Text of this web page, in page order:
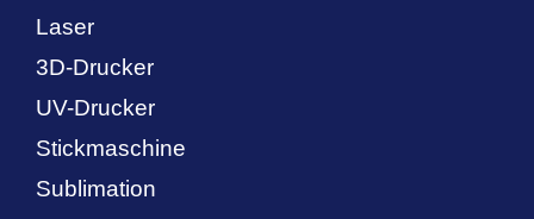
Laser
3D-Drucker
UV-Drucker
Stickmaschine
Sublimation